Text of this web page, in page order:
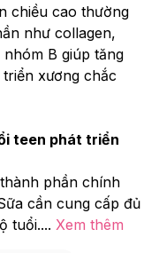
chiều cao thường
như collagen,
nhóm B giúp tăng
xương chắc
teen phát triển
phần chính
cần cung cấp đủ
tuổi.... Xem thêm